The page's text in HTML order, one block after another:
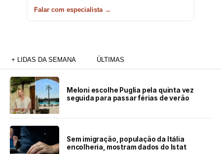
Falar com especialista →
+ LIDAS DA SEMANA ÚLTIMAS
Meloni escolhe Puglia pela quinta vez
seguida para passar férias de verão
Sem imigração, população da Itália
encolheria, mostram dados do Istat